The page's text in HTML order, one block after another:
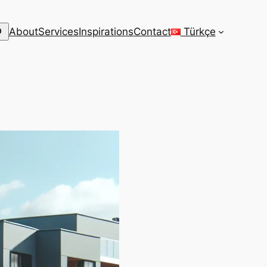
AboutServicesInspirationsContact Türkçe